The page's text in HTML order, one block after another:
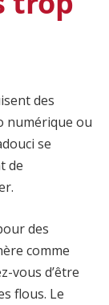
des
numérique ou
se
de
des
comme
vous d’être
flous. Le